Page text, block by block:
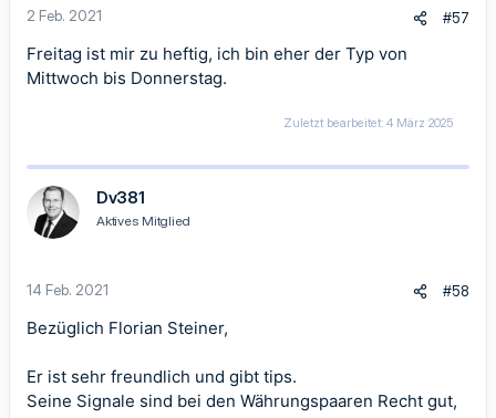
2 Feb. 2021 #57
Freitag ist mir zu heftig, ich bin eher der Typ von
Mittwoch bis Donnerstag.
Zuletzt bearbeitet: 4 März 2025
Dv381
Aktives Mitglied
14 Feb. 2021 #58
Bezüglich Florian Steiner,
Er ist sehr freundlich und gibt tips.
Seine Signale sind bei den Währungspaaren Recht gut,